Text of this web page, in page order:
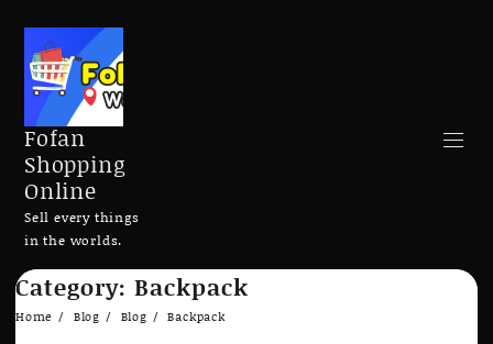
content
Fofan
Shopping
Online
Sell every things
in the worlds.
Category: Backpack
Home Blog Blog Backpack